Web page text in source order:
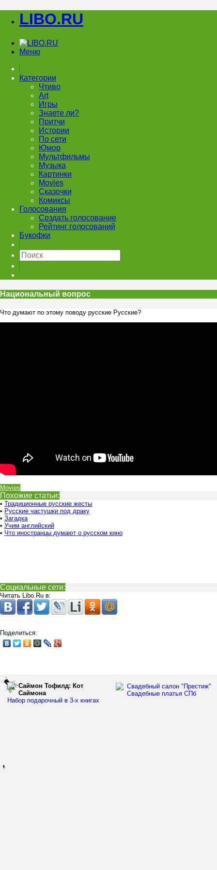
LIBO.RU
Меню
Категории
Чтиво
Art
Игры
Знаете ли?
Притчи
Истории
По сети
Юмор
Мультфильмы
Музыка
Картинки
Movies
Сказочки
Комиксы
Голосования
Создать голосование
Рейтинг голосований
Букофки
Национальный вопрос
Что думают по этому поводу русские Русские?
Movies
Похожие статьи:
• Традиционные русские жесты
• Русские частушки под драку
• Загадка
• Учим английский
• Что иностранцы думают о русском кино
Социальные сети:
Читать Libo.Ru в:
Поделиться:
Саймон Тофилд: Кот
Саймона
Набор подарочный в 3-х книгах
Свадебный салон "Престиж"
Свадебные платья СПб